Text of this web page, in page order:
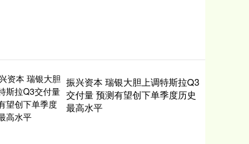
振兴资本 瑞银大胆上调特斯拉Q3
交付量 预测有望创下单季度历史
最高水平